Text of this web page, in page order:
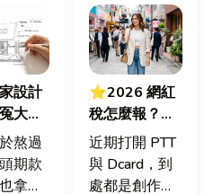
設計
大
新家
明裝
熬過
期款
拿到
⭐2026 網紅
稅怎麼報？一
篇看懂課稅門
檻、追溯年限
與合法節稅，
近期打開 PTT
與 Dcard，到
處都是創作者